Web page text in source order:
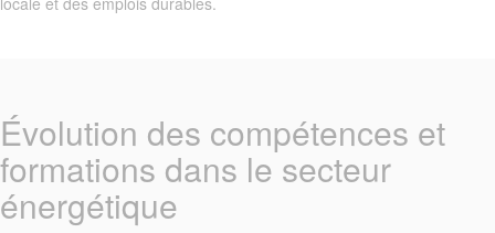
Évolution des compétences et
formations dans le secteur
énergétique